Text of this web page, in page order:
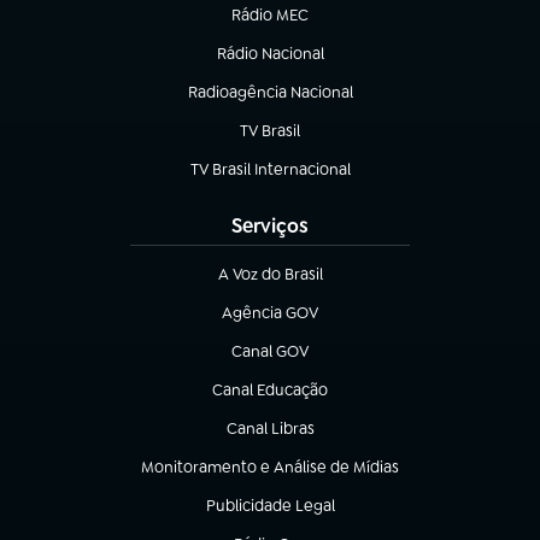
Rádio MEC
(abre em nova aba)
Rádio Nacional
Radioagência Nacional
(abre em nova aba)
TV Brasil
(abre em nova aba)
TV Brasil Internacional
(abre em nova aba)
Serviços
A Voz do Brasil
(abre em nova aba)
Agência GOV
(abre em nova aba)
Canal GOV
(abre em nova aba)
Canal Educação
(abre em nova aba)
Canal Libras
(abre em nova aba)
Monitoramento e Análise de Mídias
(abre em nova aba)
Publicidade Legal
(abre em nova aba)